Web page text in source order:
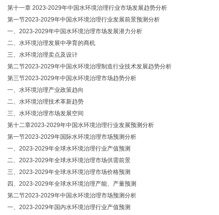
第十一章 2023-2029年中国水环境治理行业市场发展趋势分析
第一节2023-2029年中国水环境治理行业发展前景预测分析
一、2023-2029年中国水环境治理市场发展潜力分析
二、水环境治理发展中孕育的商机
三、水环境治理卖点及设计
第二节2023-2029年中国水环境治理制造行业技术发展趋势分析
第三节2023-2029年中国水环境治理市场趋势分析
一、水环境治理产业政策趋向
二、水环境治理技术革新趋势
三、水环境治理市场发展空间
第十二章2023-2029年中国水环境治理行业发展预测分析
第一节2023-2029年国际水环境治理市场预测分析
一、2023-2029年全球水环境治理行业产值预测
二、2023-2029年全球水环境治理市场供需前景
三、2023-2029年全球水环境治理市场价格预测
四、2023-2029年全球水环境治理产能、产量预测
第二节2023-2029年中国水环境治理市场预测分析
一、2023-2029年国内水环境治理行业产值预测